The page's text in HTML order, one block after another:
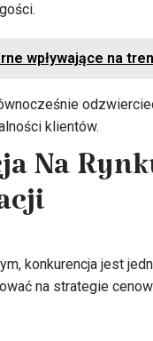
wpływające na
klientów.
Na
konkurencja jest
na strategie